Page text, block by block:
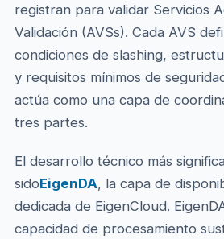
registran para validar Servicios
Validación (AVSs). Cada AVS
condiciones de slashing,
y requisitos mínimos de
actúa como una capa de
tres partes.
El desarrollo técnico más
sidoEigenDA, la capa de
dedicada de EigenCloud.
capacidad de procesamiento